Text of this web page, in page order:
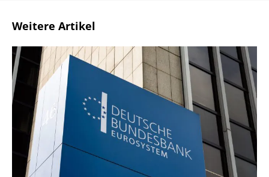
Weitere Artikel